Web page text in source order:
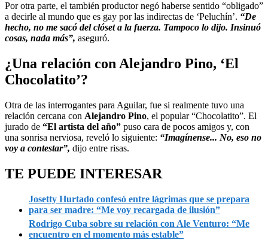
Por otra parte, el también productor negó haberse sentido “obligado”
a decirle al mundo que es gay por las indirectas de ‘Peluchín’. “De
hecho, no me sacó del clóset a la fuerza. Tampoco lo dijo. Insinuó
cosas, nada más”, aseguró.
¿Una relación con Alejandro Pino, ‘El
Chocolatito’?
Otra de las interrogantes para Aguilar, fue si realmente tuvo una
relación cercana con Alejandro Pino, el popular “Chocolatito”. El
jurado de “El artista del año” puso cara de pocos amigos y, con
una sonrisa nerviosa, reveló lo siguiente: “Imagínense... No, eso no
voy a contestar”, dijo entre risas.
TE PUEDE INTERESAR
Josetty Hurtado confesó entre lágrimas que se prepara
para ser madre: “Me voy recargada de ilusión”
Rodrigo Cuba sobre su relación con Ale Venturo: “Me
encuentro en el momento más estable”